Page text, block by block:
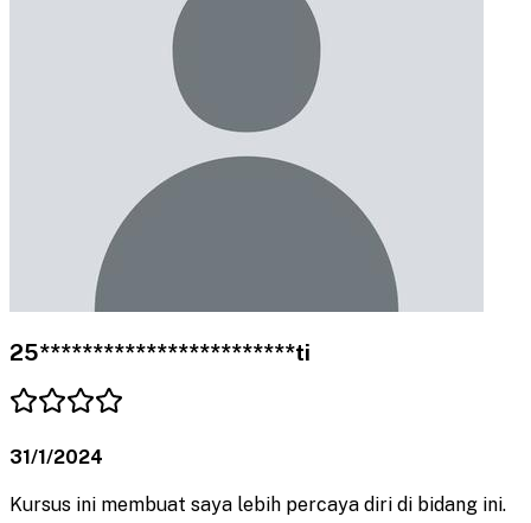
25************************ti
31/1/2024
Kursus ini membuat saya lebih percaya diri di bidang ini.